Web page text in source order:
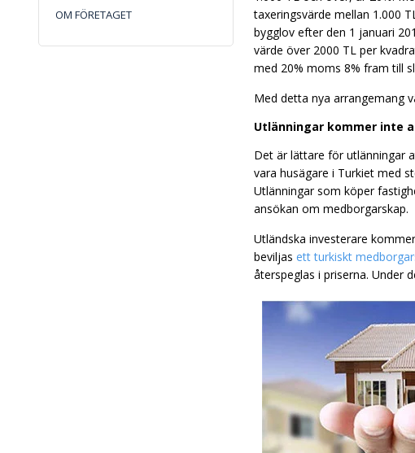
OM FÖRETAGET
taxeringsvärde mellan 1.000
bygglov efter den 1 januari
värde över 2000 TL per
med 20% moms 8% fram till
Med detta nya arrangemang
Utlänningar kommer inte
Det är lättare för utlänningar
vara husägare i Turkiet med
Utlänningar som köper
ansökan om medborgarskap.
Utländska investerare
beviljas ett turkiskt
återspeglas i priserna. Under